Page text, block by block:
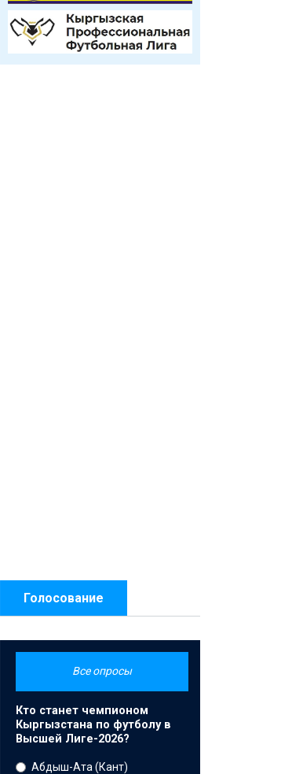
Голосование
Все опросы
Кто станет чемпионом
Кыргызстана по футболу в
Высшей Лиге-2026?
Абдыш-Ата (Кант)